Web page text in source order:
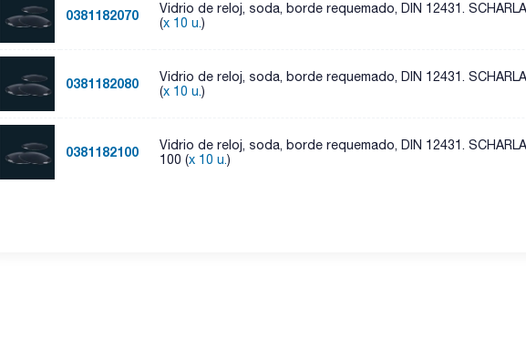
0381182070
Vidrio de reloj, soda, borde requemado, DIN 12431.
(x 10 u.)
0381182080
Vidrio de reloj, soda, borde requemado, DIN 12431.
(x 10 u.)
0381182100
Vidrio de reloj, soda, borde requemado, DIN 12431.
100 (x 10 u.)